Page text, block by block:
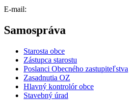
E-mail:
Samospráva
Starosta obce
Zástupca starostu
Poslanci Obecného zastupiteľstva
Zasadnutia OZ
Hlavný kontrolór obce
Stavebný úrad